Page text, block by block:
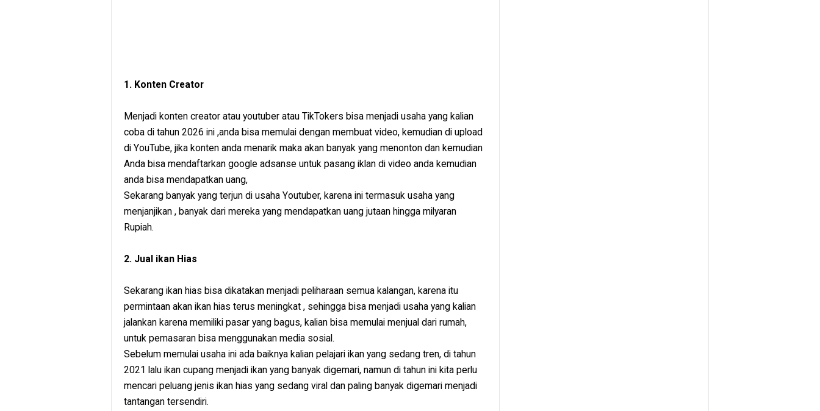
1. Konten Creator
Menjadi konten creator atau youtuber atau TikTokers bisa menjadi usaha yang kalian
coba di tahun 2026 ini ,anda bisa memulai dengan membuat video, kemudian di upload
di YouTube, jika konten anda menarik maka akan banyak yang menonton dan kemudian
Anda bisa mendaftarkan google adsanse untuk pasang iklan di video anda kemudian
anda bisa mendapatkan uang,
Sekarang banyak yang terjun di usaha Youtuber, karena ini termasuk usaha yang
menjanjikan , banyak dari mereka yang mendapatkan uang jutaan hingga milyaran
Rupiah.
2. Jual ikan Hias
Sekarang ikan hias bisa dikatakan menjadi peliharaan semua kalangan, karena itu
permintaan akan ikan hias terus meningkat , sehingga bisa menjadi usaha yang kalian
jalankan karena memiliki pasar yang bagus, kalian bisa memulai menjual dari rumah,
untuk pemasaran bisa menggunakan media sosial.
Sebelum memulai usaha ini ada baiknya kalian pelajari ikan yang sedang tren, di tahun
2021 lalu ikan cupang menjadi ikan yang banyak digemari, namun di tahun ini kita perlu
mencari peluang jenis ikan hias yang sedang viral dan paling banyak digemari menjadi
tantangan tersendiri.